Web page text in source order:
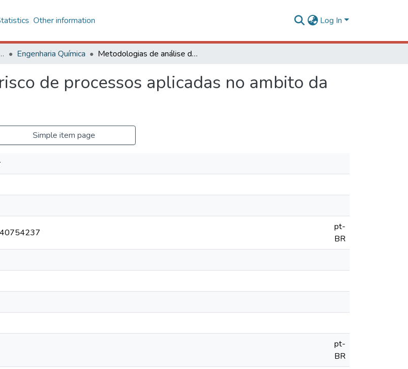
Other information Log In
Engenharia Química Metodologias de análise de risco de processos aplicadas no ambito da indústria agroalimentícia
de processos aplicadas no ambito da
Simple item page
pt-
BR
pt-
BR